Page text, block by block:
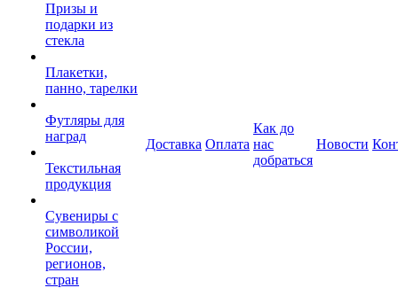
Призы и
подарки из
стекла
Плакетки,
панно, тарелки
Футляры для
наград
Текстильная
продукция
Сувениры с
символикой
России,
регионов,
стран
Доставка Оплата
Как до
нас
добраться
Новости